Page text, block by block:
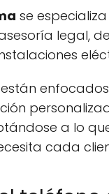
se especializa
asesoría legal,
están
a lo
cada